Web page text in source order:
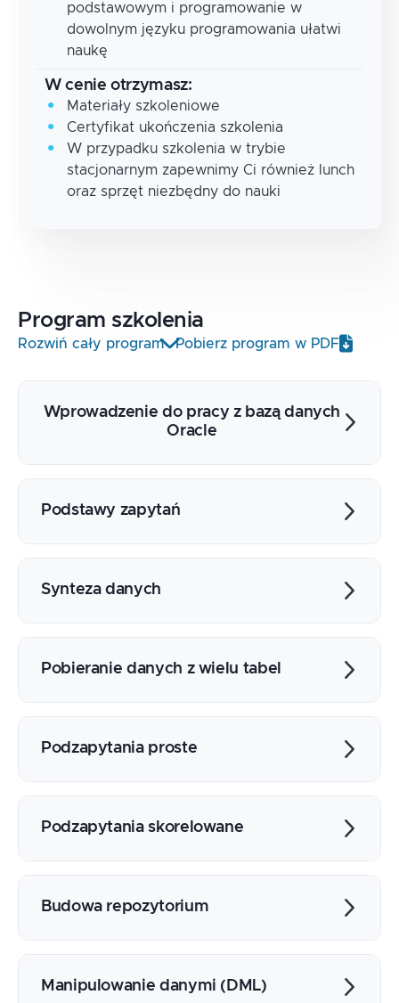
podstawowym i programowanie w
dowolnym języku programowania ułatwi
naukę
W cenie otrzymasz:
Materiały szkoleniowe
Certyfikat ukończenia szkolenia
W przypadku szkolenia w trybie
stacjonarnym zapewnimy Ci również lunch
oraz sprzęt niezbędny do nauki
Program szkolenia
Rozwiń cały program Pobierz program w PDF
Wprowadzenie do pracy z bazą danych
Oracle
- server
Podstawy zapytań
Operatory, wyrażenia, trójstanowa logika
regionalnych
Synteza danych
Klauzula DISTINCT
Pobieranie danych z wielu tabel
zewnętrzne
Podzapytania proste
wektorowe
Podzapytania skorelowane
Operatory EXISTS i NOT EXISTS
Budowa repozytorium
(CREATE, ALTER, DROP, RENAME)
Manipulowanie danymi (DML)